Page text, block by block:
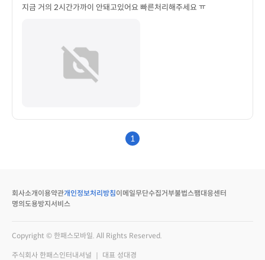
지금 거의 2시간가까이 안돼고있어요 빠른처리해주세요 ㅠ
1
회사소개이용약관개인정보처리방침이메일무단수집거부불법스팸대응센터
명의도용방지서비스
Copyright © 한패스모바일. All Rights Reserved.
주식회사 한패스인터내셔널 ｜ 대표 성대경